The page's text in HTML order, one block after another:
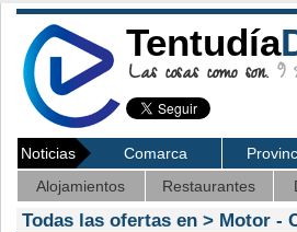
Tentudía
Las cosas como son. 9
Noticias Comarca
Alojamientos
Restaurantes
Todas las ofertas en > Motor -